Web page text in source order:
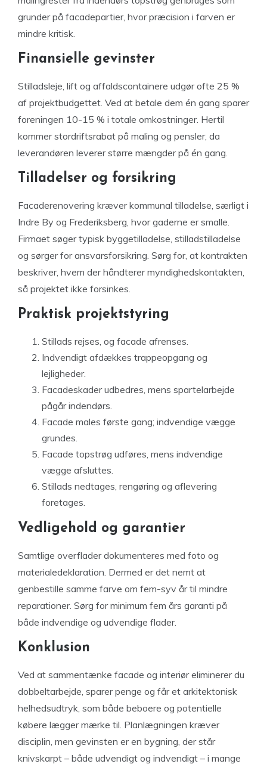
grunder på facadepartier, hvor præcision i farven er
mindre kritisk.
Finansielle gevinster
Stilladsleje, lift og affaldscontainere udgør ofte 25 %
af projektbudgettet. Ved at betale dem én gang sparer
foreningen 10-15 % i totale omkostninger. Hertil
kommer stordriftsrabat på maling og pensler, da
leverandøren leverer større mængder på én gang.
Tilladelser og forsikring
Facaderenovering kræver kommunal tilladelse, særligt i
Indre By og Frederiksberg, hvor gaderne er smalle.
Firmaet søger typisk byggetilladelse, stilladstilladelse
og sørger for ansvarsforsikring. Sørg for, at kontrakten
beskriver, hvem der håndterer myndighedskontakten,
så projektet ikke forsinkes.
Praktisk projektstyring
Stillads rejses, og facade afrenses.
Indvendigt afdækkes trappeopgang og
lejligheder.
Facadeskader udbedres, mens spartelarbejde
pågår indendørs.
Facade males første gang; indvendige vægge
grundes.
Facade topstrøg udføres, mens indvendige
vægge afsluttes.
Stillads nedtages, rengøring og aflevering
foretages.
Vedligehold og garantier
Samtlige overflader dokumenteres med foto og
materialedeklaration. Dermed er det nemt at
genbestille samme farve om fem-syv år til mindre
reparationer. Sørg for minimum fem års garanti på
både indvendige og udvendige flader.
Konklusion
Ved at sammentænke facade og interiør eliminerer du
dobbeltarbejde, sparer penge og får et arkitektonisk
helhedsudtryk, som både beboere og potentielle
købere lægger mærke til. Planlægningen kræver
disciplin, men gevinsten er en bygning, der står
knivskarpt – både udvendigt og indvendigt – i mange